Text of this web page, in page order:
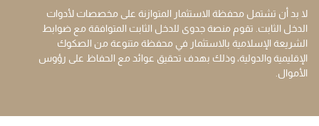
لا بد أن تشتمل محفظة الاستثمار المتوازنة على مخصصات لأدوات
الدخل الثابت. تقوم منصة جدوى للدخل الثابت المتوافقة مع ضوابط
الشريعة الإسلامية بالاستثمار في محفظة متنوعة من الصكوك
الإقليمية والدولية، وذلك بهدف تحقيق عوائد مع الحفاظ على رؤوس
الأموال.